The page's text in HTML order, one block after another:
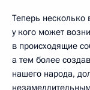
Теперь
у кого может
в происходящие
а тем более
нашего народа,